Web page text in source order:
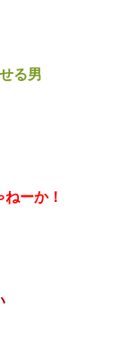
る男
ーか！